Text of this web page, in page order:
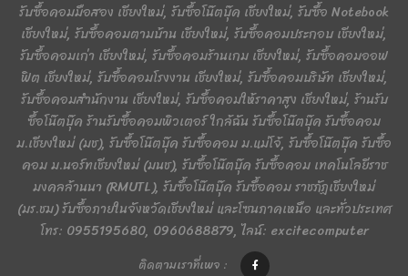
รับซื้อคอมมือสอง เชียงใหม่, รับซื้อโน๊ตบุ๊ค เชียงใหม่, รับซื้อ Notebook
เชียงใหม่, รับซื้อคอมตามบ้าน เชียงใหม่, รับซื้อคอมประกอบ เชียงใหม่,
รับซื้อคอมเก่า เชียงใหม่, รับซื้อคอมร้านเกม เชียงใหม่, รับซื้อคอมออฟ
ฟิต เชียงใหม่, รับซื้อคอมโรงงาน เชียงใหม่, รับซื้อคอมบริษัท เชียงใหม่,
รับซื้อคอมสำนักงาน เชียงใหม่, รับซื้อคอมให้ราคาสูง เชียงใหม่, ร้านรับ
ซื้อโน๊ตบุ๊ค ร้านรับซื้อคอมพิวเตอร์ ใกล้ฉัน รับซื้อโน๊ตบุ๊ค รับซื้อคอม
ม.เชียงใหม่ (มช), รับซื้อโน๊ตบุ๊ค รับซื้อคอม ม.แม่โจ้, รับซื้อโน๊ตบุ๊ค รับซื้อ
คอม ม.นอร์ทเชียงใหม่ (มนช), รับซื้อโน๊ตบุ๊ค รับซื้อคอม เทคโนโลยีราช
มงคลล้านนา (RMUTL), รับซื้อโน๊ตบุ๊ค รับซื้อคอม ราชภัฏเชียงใหม่
(มร.ชม) รับซื้อภายในจังหวัดเชียงใหม่ และโซนภาคเหนือ และทั่วประเทศ
โทร: 0955195680, 0960688879, ไลน์: excitecomputer
ติดตามเราที่เพจ :